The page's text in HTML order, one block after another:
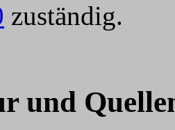
zuständig.
und